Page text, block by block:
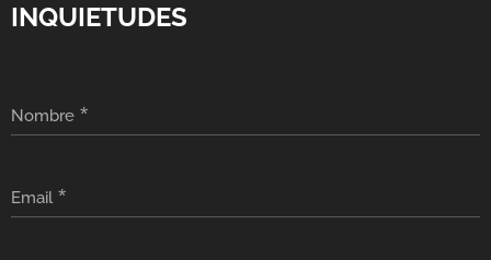
INQUIETUDES
Nombre
Email